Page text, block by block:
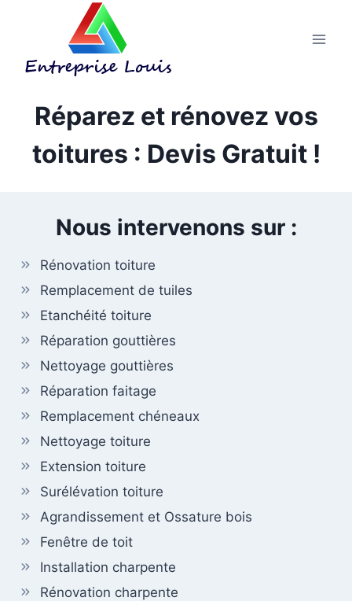
Réparez et rénovez vos
toitures : Devis Gratuit !
Nous intervenons sur :
Rénovation toiture
Remplacement de tuiles
Etanchéité toiture
Réparation gouttières
Nettoyage gouttières
Réparation faitage
Remplacement chéneaux
Nettoyage toiture
Extension toiture
Surélévation toiture
Agrandissement et Ossature bois
Fenêtre de toit
Installation charpente
Rénovation charpente